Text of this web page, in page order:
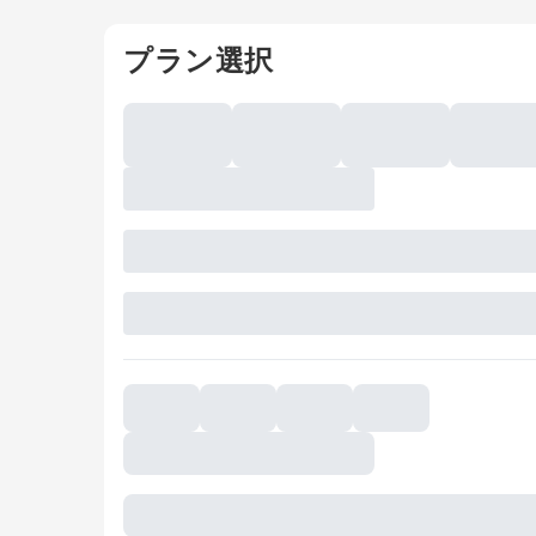
プラン選択